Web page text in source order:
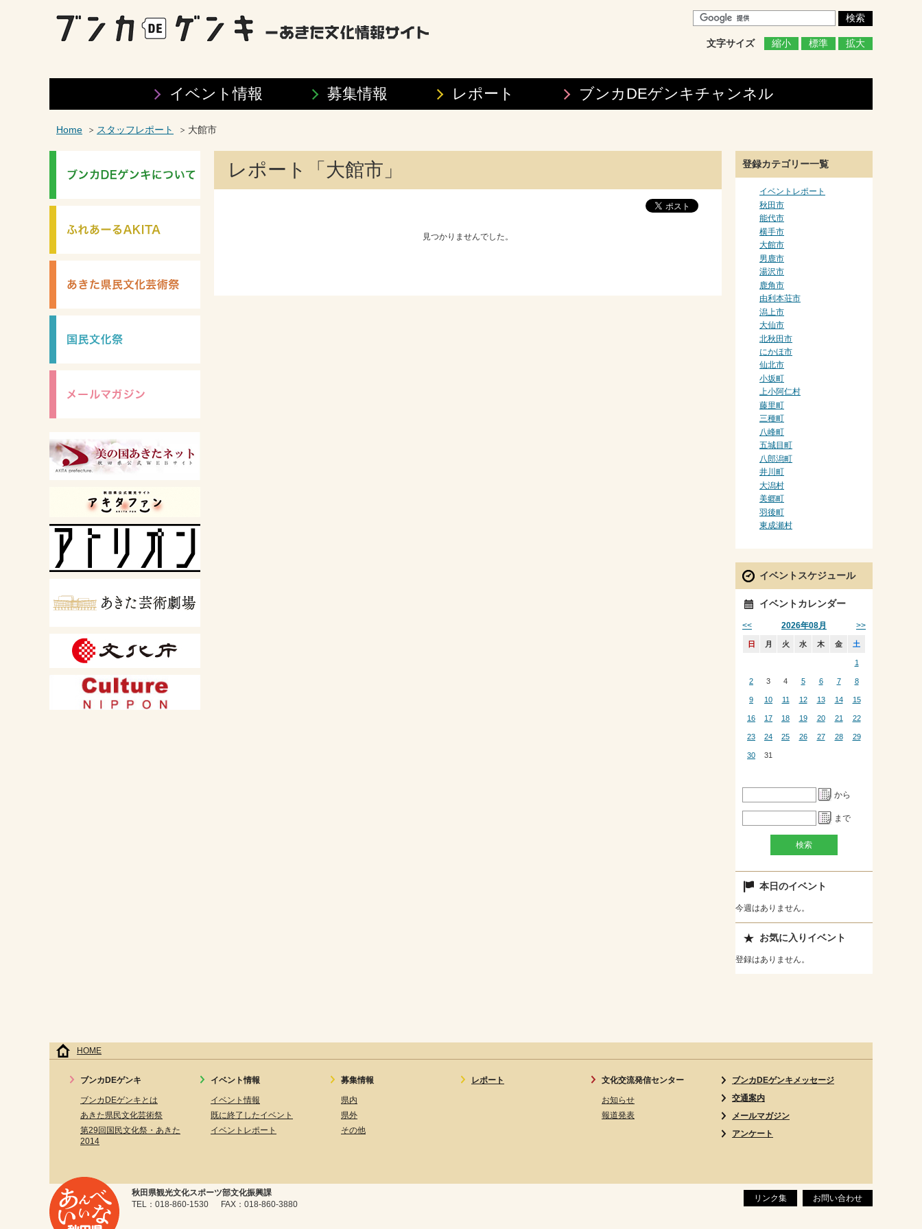
文字サイズ 縮小 標準 拡大
イベント情報 募集情報 レポート ブンカDEゲンキチャンネル
Home スタッフレポート 大館市
レポート「大館市」
見つかりませんでした。
登録カテゴリー一覧
イベントレポート
秋田市
能代市
横手市
大館市
男鹿市
湯沢市
鹿角市
由利本荘市
潟上市
大仙市
北秋田市
にかほ市
仙北市
小坂町
上小阿仁村
藤里町
三種町
八峰町
五城目町
八郎潟町
井川町
大潟村
美郷町
羽後町
東成瀬村
イベントスケジュール
イベントカレンダー
2026年08月
<< >>
日 月 火 水 木 金 土
1
2 3 4 5 6 7 8
9 10 11 12 13 14 15
16 17 18 19 20 21 22
23 24 25 26 27 28 29
30 31
から
まで
本日のイベント
今週はありません。
お気に入りイベント
登録はありません。
HOME
ブンカDEゲンキ
ブンカDEゲンキとは
あきた県民文化芸術祭
第29回国民文化祭・あきた
2014
イベント情報
イベント情報
既に終了したイベント
イベントレポート
募集情報
県内
県外
その他
レポート 文化交流発信センター
お知らせ
報道発表
ブンカDEゲンキメッセージ
交通案内
メールマガジン
アンケート
リンク集 お問い合わせ
秋田県観光文化スポーツ部文化振興課
TEL：018-860-1530 FAX：018-860-3880